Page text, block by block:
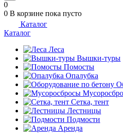
0
0 В корзине пока пусто
Каталог
Каталог
Леса
Вышки-туры
Помосты
Опалубка
Сетка, тент
Лестницы
Подмости
Аренда